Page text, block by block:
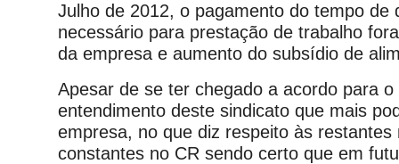
Julho de 2012, o pagamento do tempo de
necessário para prestação de trabalho
da empresa e aumento do subsídio de
Apesar de se ter chegado a acordo para
entendimento deste sindicato que mais
empresa, no que diz respeito às restantes
constantes no CR sendo certo que em